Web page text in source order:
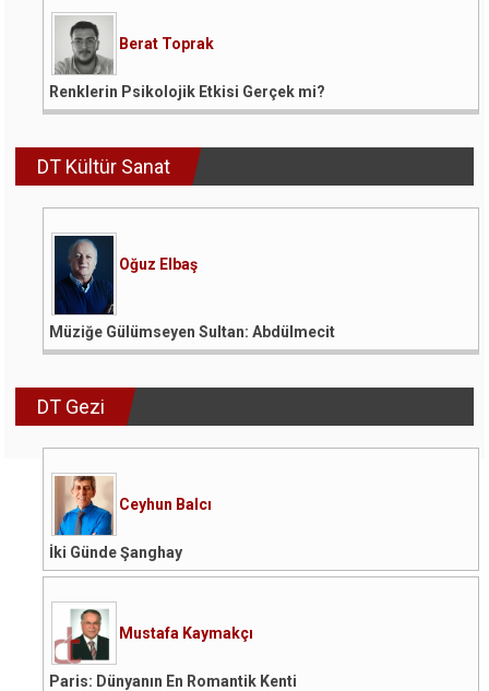
Berat Toprak
Renklerin Psikolojik Etkisi Gerçek mi?
DT Kültür Sanat
Oğuz Elbaş
Müziğe Gülümseyen Sultan: Abdülmecit
DT Gezi
Ceyhun Balcı
İki Günde Şanghay
Mustafa Kaymakçı
Paris: Dünyanın En Romantik Kenti